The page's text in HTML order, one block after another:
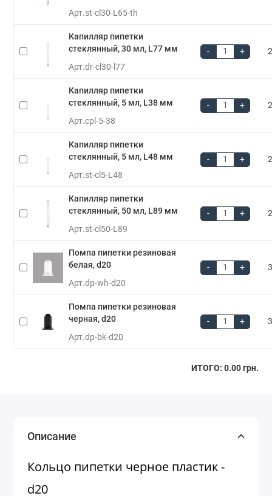
Арт.st-cl30-L65-th
Капилляр пипетки
стеклянный, 30 мл, L77 мм
Арт.dr-cl30-l77
- +
Капилляр пипетки
стеклянный, 5 мл, L38 мм
Арт.cpl-5-38
- +
Капилляр пипетки
стеклянный, 5 мл, L48 мм
Арт.st-cl5-L48
- +
Капилляр пипетки
стеклянный, 50 мл, L89 мм
Арт.st-cl50-L89
- +
Помпа пипетки резиновая
белая, d20
Арт.dp-wh-d20
- +
Помпа пипетки резиновая
черная, d20
Арт.dp-bk-d20
- +
ИТОГО: 0.00 грн.
Описание
Кольцо пипетки черное пластик -
d20